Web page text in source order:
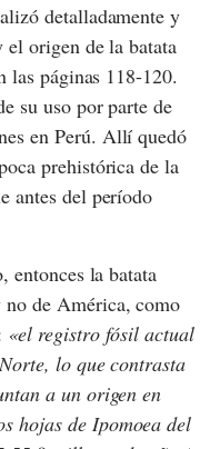
detalladamente y
el origen de la batata
páginas 118-120.
su uso por parte de
en Perú. Allí quedó
prehistórica de la
antes del período
entonces la batata
de América, como
el registro fósil actual
lo que contrasta
a un origen en
hojas de Ipomoea del